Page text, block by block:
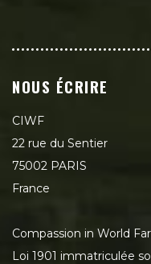
NOUS ÉCRIRE
CIWF
22 rue du Sentier
75002 PARIS
France
Compassion in World
Loi 1901 immatriculée